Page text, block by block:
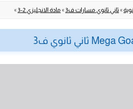
»ثاني ثانوي مسارات ف3 » مادة الانجليزي 2-3 »